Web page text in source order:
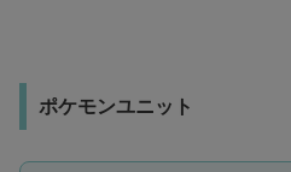
ポケモンユニット